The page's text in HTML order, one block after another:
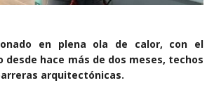
en plena ola de calor, con el
desde hace más de dos meses, techos
arquitectónicas.